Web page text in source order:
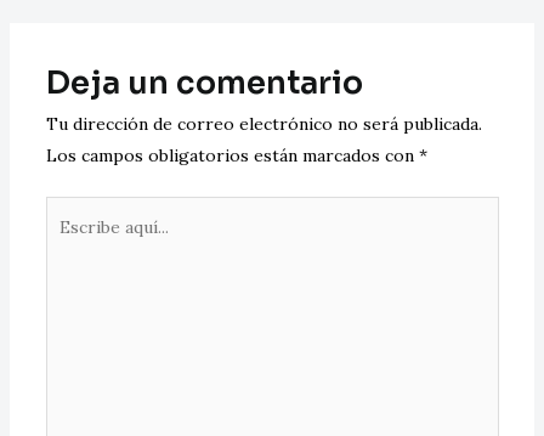
Deja un comentario
Tu dirección de correo electrónico no será publicada.
Los campos obligatorios están marcados con *